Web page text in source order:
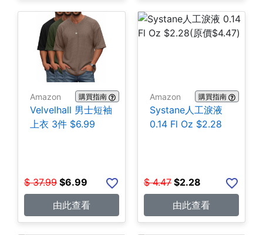
Amazon 購買指南
Velvelhall 男士短袖
上衣 3件 $6.99
$ 37.99 $6.99
由此查看
Amazon 購買指南
Systane人工淚液
0.14 Fl Oz $2.28
$ 4.47 $2.28
由此查看